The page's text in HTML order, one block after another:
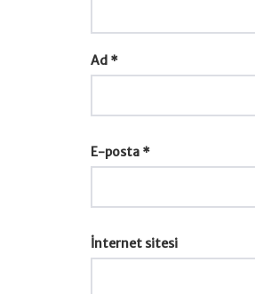
Ad *
E-posta *
İnternet sitesi